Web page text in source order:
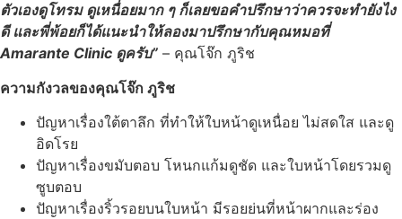
ตัวเองดูโทรม ดูเหนื่อยมาก ๆ ก็เลยขอคำปรึกษาว่าควรจะทำยังไง
ดี และพี่พ้อยก็ได้แนะนำให้ลองมาปรึกษากับคุณหมอที่
Amarante Clinic ดูครับ” – คุณโจ๊ก ภูริช
ความกังวลของคุณโจ๊ก ภูริช
ปัญหาเรื่องใต้ตาลึก ที่ทำให้ใบหน้าดูเหนื่อย ไม่สดใส และดู
อิดโรย
ปัญหาเรื่องขมับตอบ โหนกแก้มดูชัด และใบหน้าโดยรวมดู
ซูบตอบ
ปัญหาเรื่องริ้วรอยบนใบหน้า มีรอยย่นที่หน้าผากและร่อง